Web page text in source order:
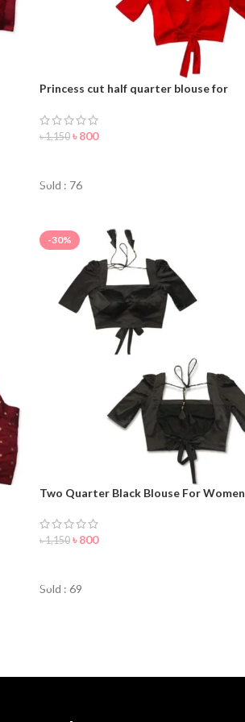
Princess cut half quarter blouse for
৳1,150 ৳800
Sold : 76
-30%
Two Quarter Black Blouse For Women
৳1,150 ৳800
Sold : 69